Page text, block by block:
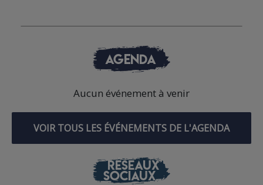
AGENDA
Aucun événement à venir
VOIR TOUS LES ÉVÉNEMENTS DE L'AGENDA
RÉSEAUX
SOCIAUX